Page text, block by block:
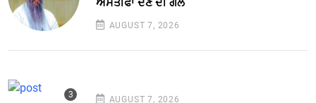
AUGUST 7, 2026
AUGUST 7, 2026